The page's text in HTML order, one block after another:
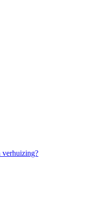
verhuizing?